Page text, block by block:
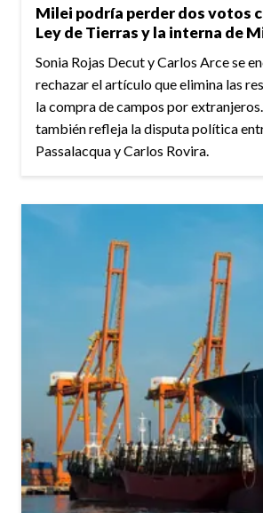
Milei podría perder dos votos
Ley de Tierras y la interna de
Sonia Rojas Decut y Carlos Arce se
rechazar el artículo que elimina las
la compra de campos por
también refleja la disputa política
Passalacqua y Carlos Rovira.